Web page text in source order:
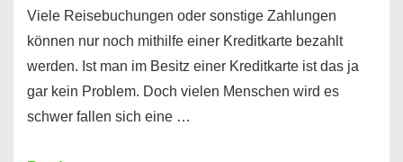
Viele Reisebuchungen oder sonstige Zahlungen
können nur noch mithilfe einer Kreditkarte bezahlt
werden. Ist man im Besitz einer Kreditkarte ist das ja
gar kein Problem. Doch vielen Menschen wird es
schwer fallen sich eine …